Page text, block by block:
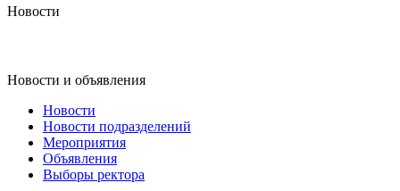
Новости
Новости и объявления
Новости
Новости подразделений
Мероприятия
Объявления
Выборы ректора